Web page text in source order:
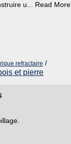
u... Read More
refractaire /
et pierre